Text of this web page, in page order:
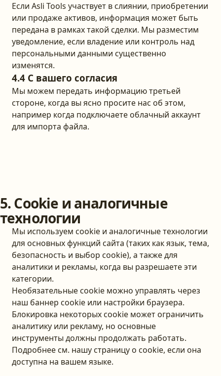
Если Asli Tools участвует в слиянии, приобретении
или продаже активов, информация может быть
передана в рамках такой сделки. Мы разместим
уведомление, если владение или контроль над
персональными данными существенно
изменятся.
4.4 С вашего согласия
Мы можем передать информацию третьей
стороне, когда вы ясно просите нас об этом,
например когда подключаете облачный аккаунт
для импорта файла.
5. Cookie и аналогичные
технологии
Мы используем cookie и аналогичные технологии
для основных функций сайта (таких как язык, тема,
безопасность и выбор cookie), а также для
аналитики и рекламы, когда вы разрешаете эти
категории.
Необязательные cookie можно управлять через
наш баннер cookie или настройки браузера.
Блокировка некоторых cookie может ограничить
аналитику или рекламу, но основные
инструменты должны продолжать работать.
Подробнее см. нашу страницу о cookie, если она
доступна на вашем языке.